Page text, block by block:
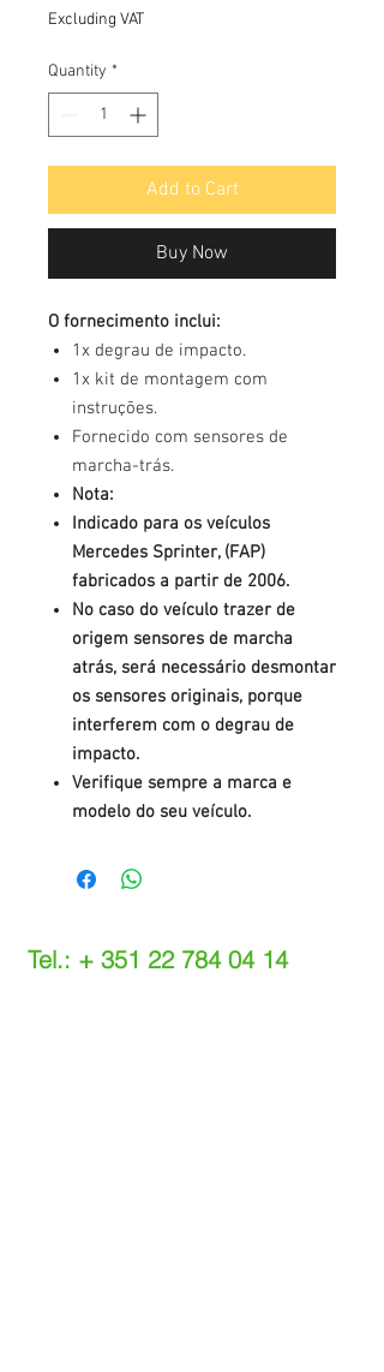
Excluding VAT
Quantity *
Add to Cart
Buy Now
O fornecimento inclui:
1x degrau de impacto.
1x kit de montagem com
instruções.
Fornecido com sensores de
marcha-trás.
Nota:
Indicado para os veículos
Mercedes Sprinter, (FAP)
fabricados a partir de 2006.
No caso do veículo trazer de
origem sensores de marcha
atrás, será necessário desmontar
os sensores originais, porque
interferem com o degrau de
impacto.
Verifique sempre a marca e
modelo do seu veículo.
Tel.: + 351 22 784 04 14